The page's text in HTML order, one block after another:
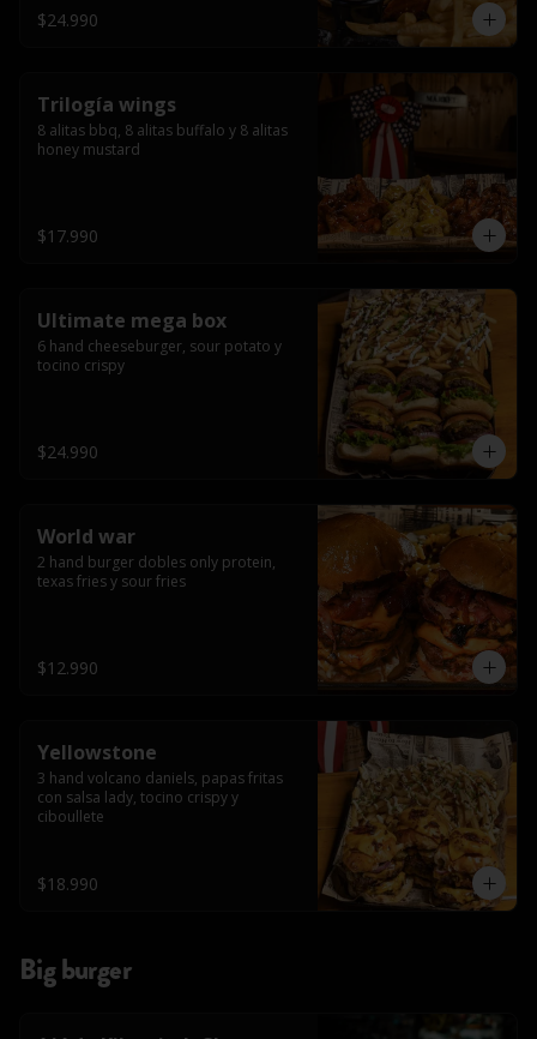
$24.990
Trilogía wings
8 alitas bbq, 8 alitas buffalo y 8 alitas
honey mustard
$17.990
Ultimate mega box
6 hand cheeseburger, sour potato y
tocino crispy
$24.990
World war
2 hand burger dobles only protein,
texas fries y sour fries
$12.990
Yellowstone
3 hand volcano daniels, papas fritas
con salsa lady, tocino crispy y
ciboullete
$18.990
Big burger